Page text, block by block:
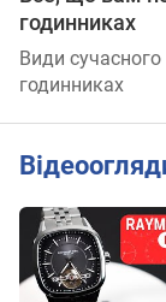
годинниках
Види сучасного
годинниках